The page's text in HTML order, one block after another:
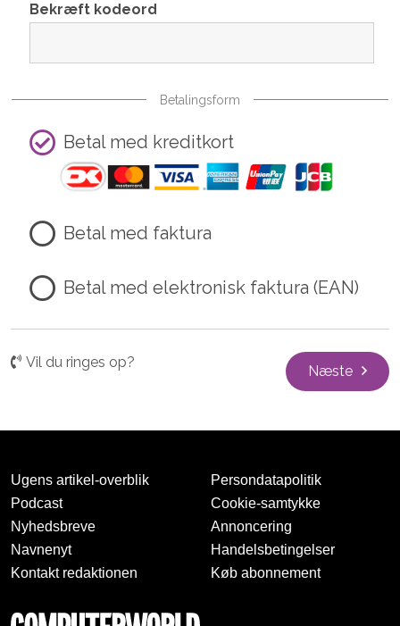
Bekræft kodeord
Betalingsform
Betal med kreditkort
Betal med faktura
Betal med elektronisk faktura (EAN)
Vil du ringes op?
Næste
Ugens artikel-overblik
Podcast
Nyhedsbreve
Navnenyt
Kontakt redaktionen
Persondatapolitik
Cookie-samtykke
Annoncering
Handelsbetingelser
Køb abonnement